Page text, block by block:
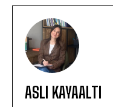
ASLI KAYAALTI